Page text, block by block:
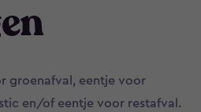
groenafval, eentje voor
en/of eentje voor restafval.